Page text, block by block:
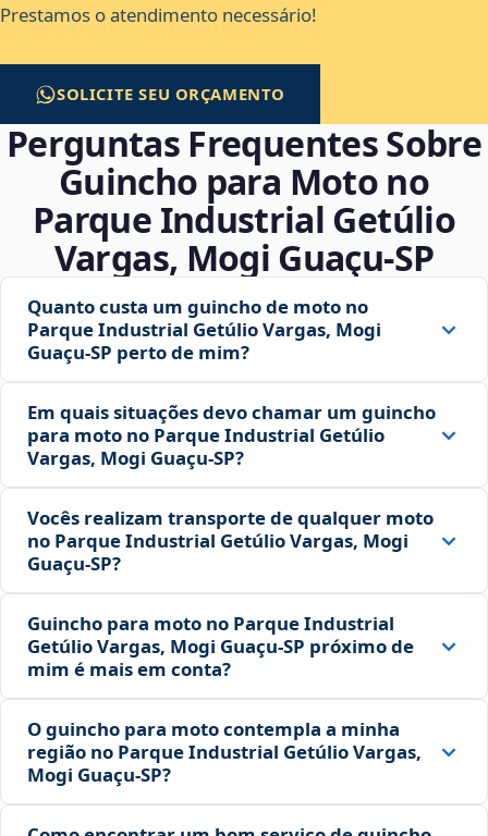
Prestamos o atendimento necessário!
SOLICITE SEU ORÇAMENTO
Perguntas Frequentes Sobre
Guincho para Moto no
Parque Industrial Getúlio
Vargas, Mogi Guaçu‑SP
Quanto custa um guincho de moto no
Parque Industrial Getúlio Vargas, Mogi
Guaçu‑SP perto de mim?
Em quais situações devo chamar um guincho
para moto no Parque Industrial Getúlio
Vargas, Mogi Guaçu‑SP?
Vocês realizam transporte de qualquer moto
no Parque Industrial Getúlio Vargas, Mogi
Guaçu‑SP?
Guincho para moto no Parque Industrial
Getúlio Vargas, Mogi Guaçu‑SP próximo de
mim é mais em conta?
O guincho para moto contempla a minha
região no Parque Industrial Getúlio Vargas,
Mogi Guaçu‑SP?